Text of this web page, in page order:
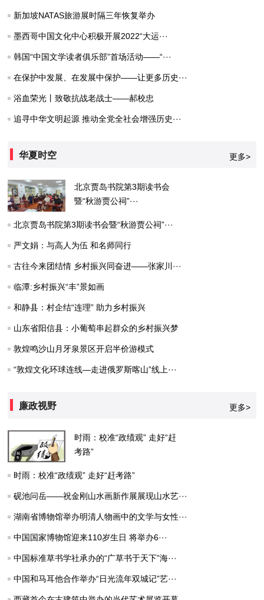
新加坡NATAS旅游展时隔三年恢复举办
墨西哥中国文化中心积极开展2022“大运···
韩国“中国文学读者俱乐部”首场活动——“···
在保护中发展、在发展中保护——让更多历史···
浴血荣光丨致敬抗战老战士——郝校忠
追寻中华文明起源 推动全党全社会增强历史···
华夏时空 更多>
北京贾岛书院第3期读书会
暨“秋游贾公祠”···
北京贾岛书院第3期读书会暨“秋游贾公祠”···
严文娟：与高人为伍 和名师同行
古往今来团结情 乡村振兴同奋进——张家川···
临潭:乡村振兴“丰”景如画
和静县：村企结“连理” 助力乡村振兴
山东省阳信县：小葡萄串起群众的乡村振兴梦
敦煌鸣沙山月牙泉景区开启半价游模式
“敦煌文化环球连线—走进俄罗斯喀山”线上···
廉政视野 更多>
时雨：校准“政绩观” 走好“赶
考路”
时雨：校准“政绩观” 走好“赶考路”
砚池问岳——祝金刚山水画新作展展现山水艺···
湖南省博物馆举办明清人物画中的文学与女性···
中国国家博物馆迎来110岁生日 将举办6···
中国标准草书学社承办的“广草书于天下”海···
中国和马耳他合作举办“日光流年双城记”艺···